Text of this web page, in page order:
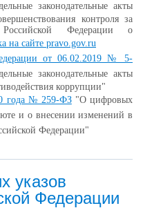
законодательные акты
контроля за
Российской Федерации о
на сайте pravo.gov.ru
от 06.02.2019 № 5-
законодательные акты
коррупции"
года № 259-ФЗ"О цифровых
и о внесении изменений в
Федерации"
указов
Федерации